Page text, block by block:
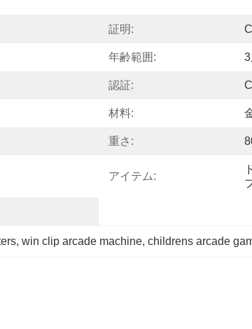
証明:
年齢範囲:
認証:
材料:
重さ:
アイテム:
, win clip arcade machine, childrens arcade